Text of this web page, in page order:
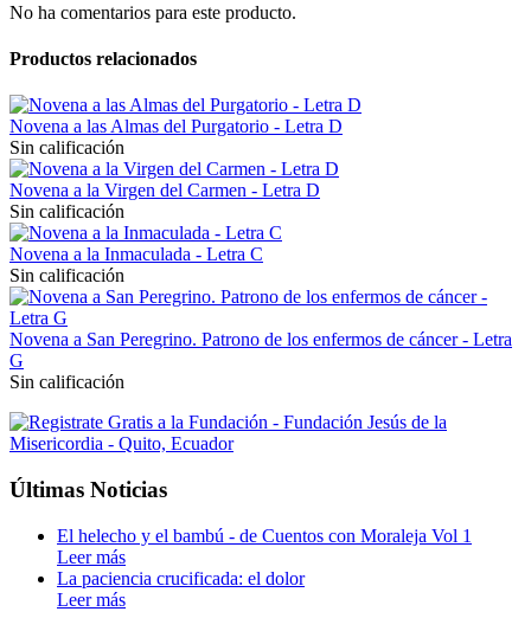
No ha comentarios para este producto.
Productos relacionados
Novena a las Almas del Purgatorio - Letra D
Sin calificación
Novena a la Virgen del Carmen - Letra D
Sin calificación
Novena a la Inmaculada - Letra C
Sin calificación
Novena a San Peregrino. Patrono de los enfermos de cáncer - Letra
G
Sin calificación
Últimas Noticias
El helecho y el bambú - de Cuentos con Moraleja Vol 1
Leer más
La paciencia crucificada: el dolor
Leer más